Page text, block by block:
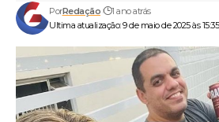
Ultima atualização: 9 de maio de 2025 às 15:35
PorRedação 1 ano atrás